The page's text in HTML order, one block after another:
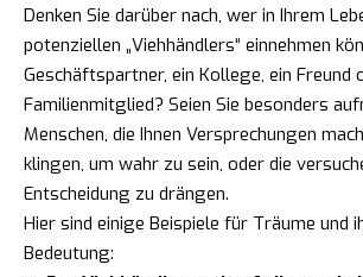
Denken Sie darüber nach, wer in Ihrem
potenziellen „Viehhändlers“ einnehmen
Geschäftspartner, ein Kollege, ein Freund
Familienmitglied? Seien Sie besonders
Menschen, die Ihnen Versprechungen
klingen, um wahr zu sein, oder die
Entscheidung zu drängen.
Hier sind einige Beispiele für Träume und
Bedeutung: